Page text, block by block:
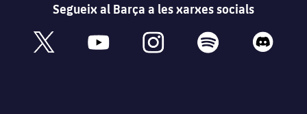
Segueix al Barça a les xarxes socials
x youtube instagram spotify discord